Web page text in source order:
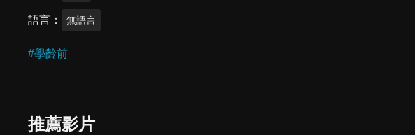
語言 無語言
#學齡前
推薦影片